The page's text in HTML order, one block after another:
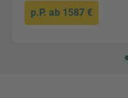
p.P. ab 1587 €